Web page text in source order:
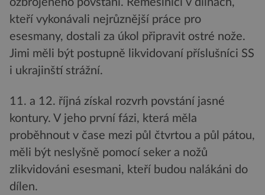
ozbrojeného povstání. Řemeslníci v dílnách,
kteří vykonávali nejrůznější práce pro
esesmany, dostali za úkol připravit ostré nože.
Jimi měli být postupně likvidovaní příslušníci SS
i ukrajinští strážní.
11. a 12. říjná získal rozvrh povstání jasné
kontury. V jeho první fázi, která měla
proběhnout v čase mezi půl čtvrtou a půl pátou,
měli být neslyšně pomocí seker a nožů
zlikvidováni esesmani, kteří budou nalákáni do
dílen.